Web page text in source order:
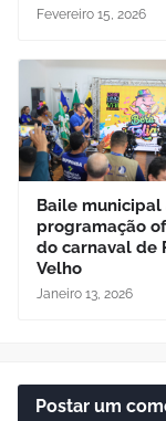
Fevereiro 15, 2026
Baile municipal
programação
do carnaval de
Velho
Janeiro 13, 2026
Postar um